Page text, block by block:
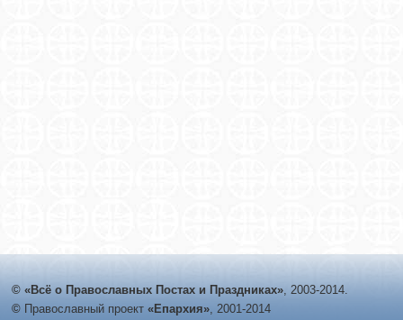
© «Всё о Православных Постах и Праздниках», 2003-2014.
© Православный проект «Епархия», 2001-2014